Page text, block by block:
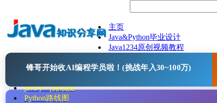
主页
Java&Python毕业设计
Java1234原创视频教程
Java开源项目
java学习路线图
Python路线图
锋哥开始收AI编程学员啦！(挑战年入30~100万)